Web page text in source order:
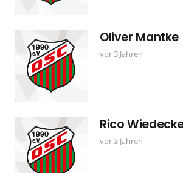
Oliver Mantke
vor 3 Jahren
Rico
vor 3 Jahren